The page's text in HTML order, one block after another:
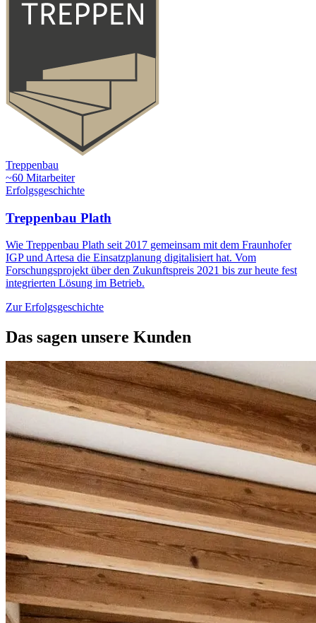
Treppenbau
~60 Mitarbeiter
Erfolgsgeschichte
Treppenbau Plath
Wie Treppenbau Plath seit 2017 gemeinsam mit dem Fraunhofer
IGP und Artesa die Einsatzplanung digitalisiert hat. Vom
Forschungsprojekt über den Zukunftspreis 2021 bis zur heute fest
integrierten Lösung im Betrieb.
Zur Erfolgsgeschichte
Das sagen unsere Kunden